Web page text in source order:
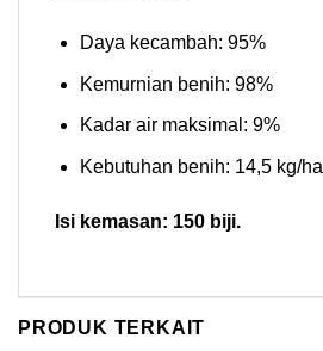
Daya kecambah: 95%
Kemurnian benih: 98%
Kadar air maksimal: 9%
Kebutuhan benih: 14,5 kg/ha
Isi kemasan: 150 biji.
PRODUK TERKAIT